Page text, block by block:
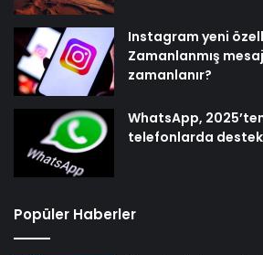
Instagram yeni
Zamanlanmış
zamanlanır?
WhatsApp,
telefonlarda
Popüler Haberler